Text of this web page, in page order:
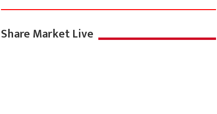
Share Market Live